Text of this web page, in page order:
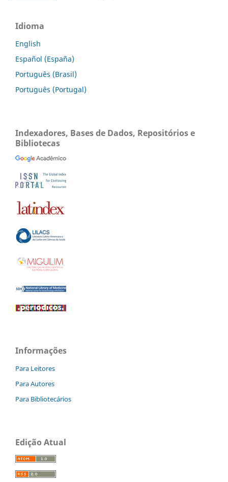
Idioma
English
Español (España)
Português (Brasil)
Português (Portugal)
Indexadores, Bases de Dados, Repositórios e
Bibliotecas
Informações
Para Leitores
Para Autores
Para Bibliotecários
Edição Atual